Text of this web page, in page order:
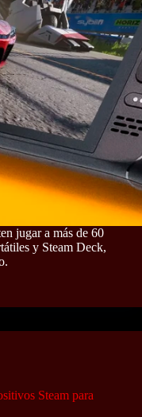
jugar a más de 60
y Steam Deck,
Steam para